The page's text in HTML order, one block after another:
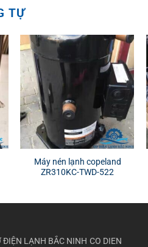
TỰ
Máy nén lạnh copeland
ZR310KC-TWD-522
ĐIỆN LẠNH BẮC NINH CO DIEN